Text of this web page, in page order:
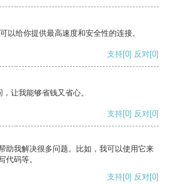
以给你提供最高速度和安全性的连接。
支持[0] 反对[0]
让我能够省钱又省心。
支持[0] 反对[0]
助我解决很多问题。比如，我可以使用它来
代码等。
支持[0] 反对[0]